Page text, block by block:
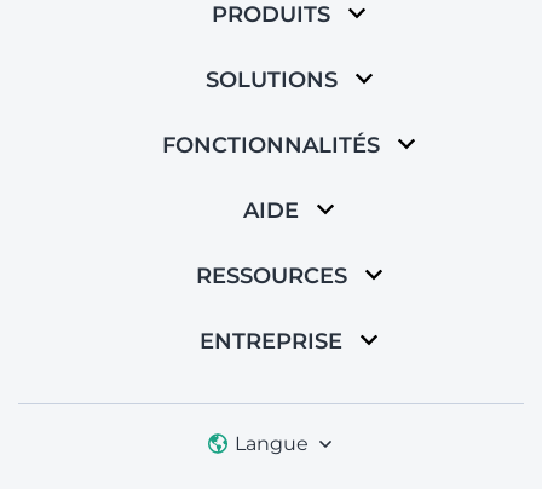
PRODUITS
SOLUTIONS
FONCTIONNALITÉS
AIDE
RESSOURCES
ENTREPRISE
Langue